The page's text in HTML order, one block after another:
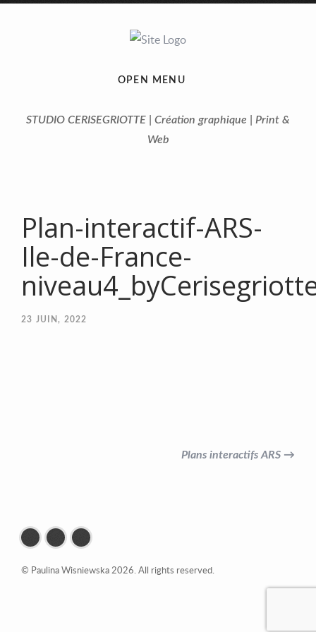
OPEN MENU
STUDIO CERISEGRIOTTE | Création graphique | Print &
Web
Plan-interactif-ARS-
Ile-de-France-
23 JUIN, 2022
Plans interactifs ARS →
© Paulina Wisniewska 2026. All rights reserved.